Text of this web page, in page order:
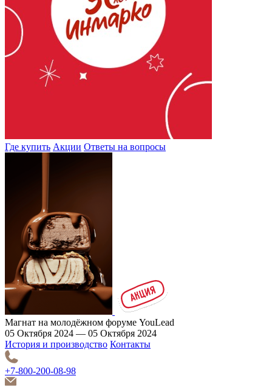
Где купить Акции Ответы на вопросы
Магнат на молодёжном форуме YouLead
05 Октября 2024 — 05 Октября 2024
История и производство Контакты
+7-800-200-08-98